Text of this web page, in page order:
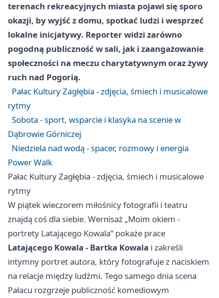
terenach rekreacyjnych miasta pojawi się sporo
okazji, by wyjść z domu, spotkać ludzi i wesprzeć
lokalne inicjatywy. Reporter widzi zarówno
pogodną publiczność w sali, jak i zaangażowanie
społeczności na meczu charytatywnym oraz żywy
ruch nad Pogorią.
Pałac Kultury Zagłębia - zdjęcia, śmiech i musicalowe
rytmy
Sobota - sport, wsparcie i klasyka na scenie w
Dąbrowie Górniczej
Niedziela nad wodą - spacer, rozmowy i energia
Power Walk
Pałac Kultury Zagłębia - zdjęcia, śmiech i musicalowe
rytmy
W piątek wieczorem miłośnicy fotografii i teatru
znajdą coś dla siebie. Wernisaż „Moim okiem -
portrety Latającego Kowala” pokaże prace
Latającego Kowala - Bartka Kowala i zakreśli
intymny portret autora, który fotografuje z naciskiem
na relacje między ludźmi. Tego samego dnia scena
Pałacu rozgrzeje publiczność komediowym